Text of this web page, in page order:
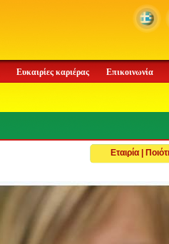
Ευκαιρίες καριέρας Επικοινωνία
Εταιρία |